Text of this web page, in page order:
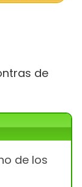
de
de los